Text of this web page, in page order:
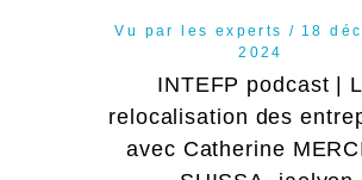
Vu par les experts
18
2024
INTEFP podcast |
relocalisation des
avec Catherine